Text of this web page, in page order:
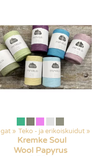
Langat ‪» Teko - ja erikoiskuidut ‪»
Kremke Soul
Wool Papyrus